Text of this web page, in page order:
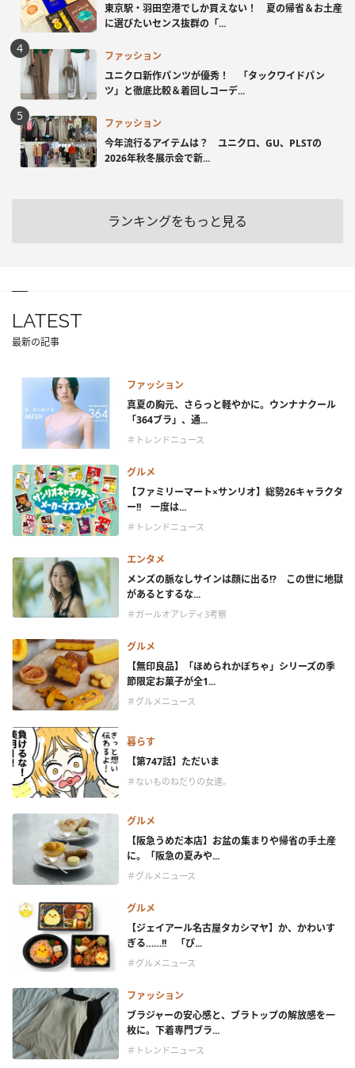
東京駅・羽田空港でしか買えない！ 夏の帰省＆お土産
に選びたいセンス抜群の「...
ファッション
ユニクロ新作パンツが優秀！ 「タックワイドパン
ツ」と徹底比較＆着回しコーデ...
ファッション
今年流行るアイテムは？ ユニクロ、GU、PLSTの
2026年秋冬展示会で新...
ランキングをもっと見る
LATEST
最新の記事
ファッション
真夏の胸元、さらっと軽やかに。ウンナナクール
「364ブラ」、通...
＃トレンドニュース
グルメ
【ファミリーマート×サンリオ】総勢26キャラクタ
ー!! 一度は...
＃トレンドニュース
エンタメ
メンズの脈なしサインは顔に出る!? この世に地獄
があるとするな...
＃ガールオアレディ3考察
グルメ
【無印良品】「ほめられかぼちゃ」シリーズの季
節限定お菓子が全1...
＃グルメニュース
暮らす
【第747話】ただいま
＃ないものねだりの女達。
グルメ
【阪急うめだ本店】お盆の集まりや帰省の手土産
に。「阪急の夏みや...
＃グルメニュース
グルメ
【ジェイアール名古屋タカシマヤ】か、かわいす
ぎる……!! 「ぴ...
＃グルメニュース
ファッション
ブラジャーの安心感と、ブラトップの解放感を一
枚に。下着専門ブラ...
＃トレンドニュース